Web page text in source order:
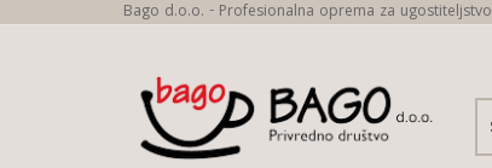
Bago d.o.o. - Profesionalna oprema za ugostiteljstvo